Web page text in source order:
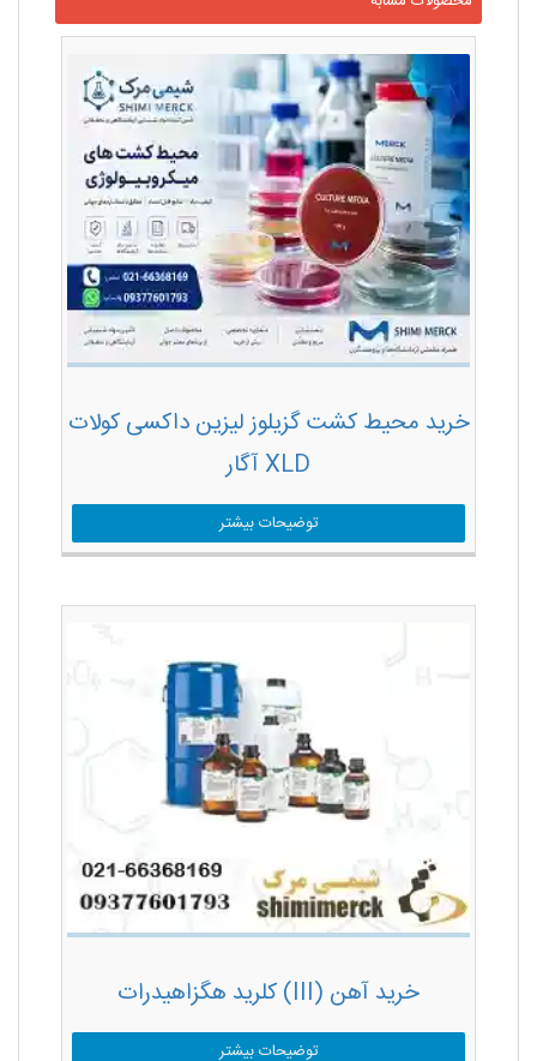
خرید محیط کشت گزیلوز لیزین داکسی کولات
XLD آگار
توضیحات بیشتر
خرید آهن (III) کلرید هگزاهیدرات
توضیحات بیشتر